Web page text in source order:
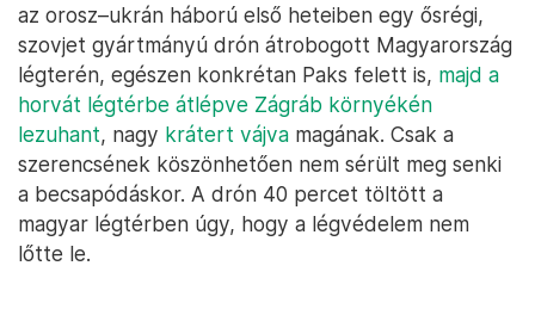
az orosz–ukrán háború első heteiben egy ősrégi,
szovjet gyártmányú drón átrobogott Magyarország
légterén, egészen konkrétan Paks felett is, majd a
horvát légtérbe átlépve Zágráb környékén
lezuhant, nagy krátert vájva magának. Csak a
szerencsének köszönhetően nem sérült meg senki
a becsapódáskor. A drón 40 percet töltött a
magyar légtérben úgy, hogy a légvédelem nem
lőtte le.